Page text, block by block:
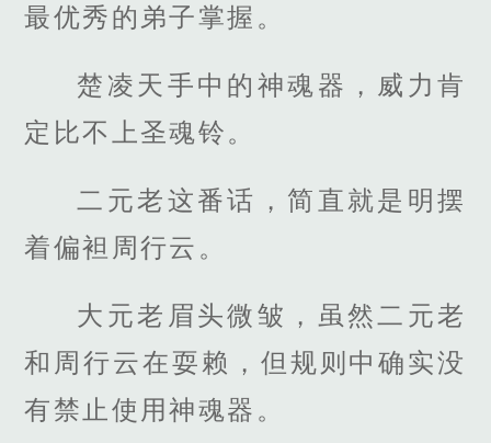
最优秀的弟子掌握。
楚凌天手中的神魂器，威力肯
定比不上圣魂铃。
二元老这番话，简直就是明摆
着偏袒周行云。
大元老眉头微皱，虽然二元老
和周行云在耍赖，但规则中确实没
有禁止使用神魂器。